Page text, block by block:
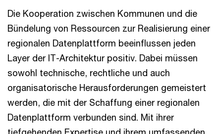
Die Kooperation zwischen Kommunen und die
Bündelung von Ressourcen zur Realisierung einer
regionalen Datenplattform beeinflussen jeden
Layer der IT-Architektur positiv. Dabei müssen
sowohl technische, rechtliche und auch
organisatorische Herausforderungen gemeistert
werden, die mit der Schaffung einer regionalen
Datenplattform verbunden sind. Mit ihrer